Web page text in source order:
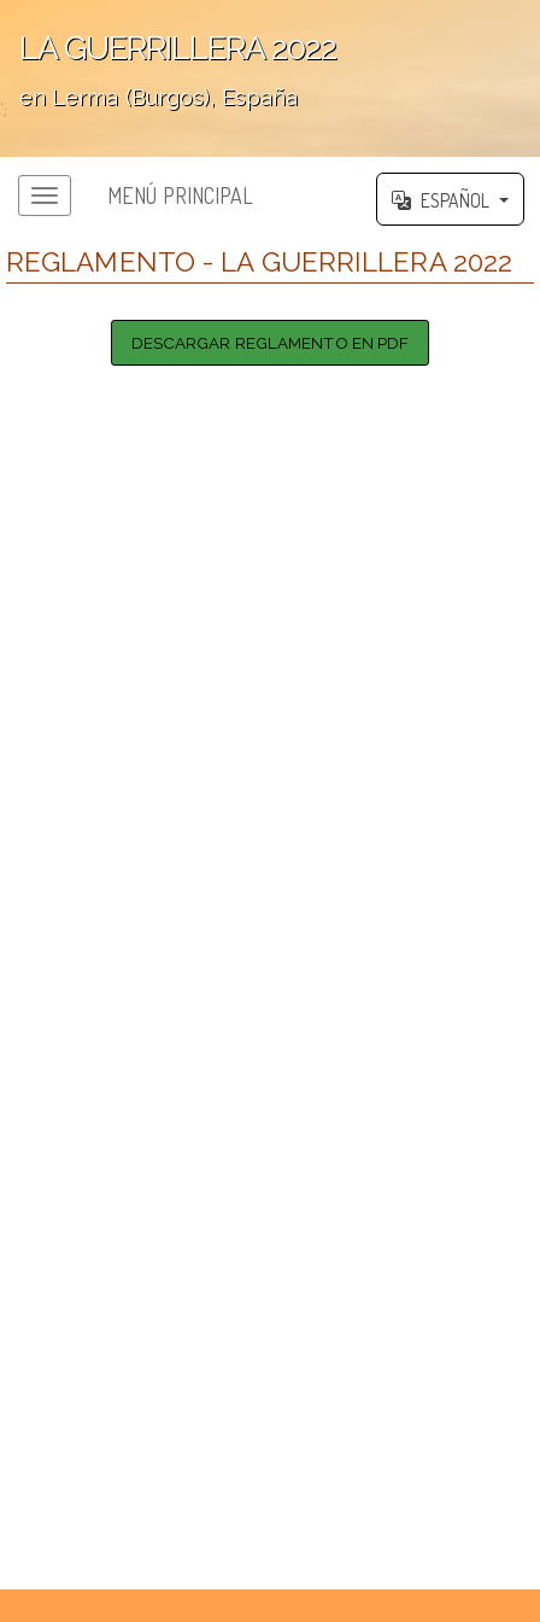
LA GUERRILLERA 2022
en Lerma (Burgos), España
';
MENÚ PRINCIPAL ESPAÑOL
REGLAMENTO - LA GUERRILLERA 2022
DESCARGAR REGLAMENTO EN PDF